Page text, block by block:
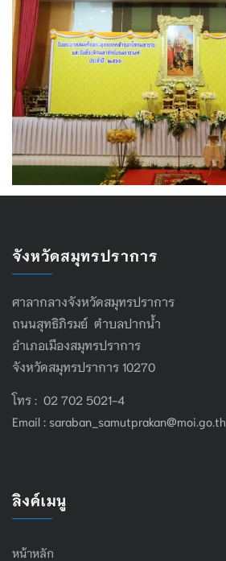
จังหวัดสมุทรปราการ
ศาลากลางจังหวัดสมุทรปราการ
ถนนสุทธิภิรมย์ ตำบลปากน้ำ
อำเภอเมืองสมุทรปราการ
จังหวัดสมุทรปราการ 10270
โทร : 02 702 5021-4
Email : saraban_samutprakan@moi.go.th
ลิงค์เมนู
หน้าหลัก